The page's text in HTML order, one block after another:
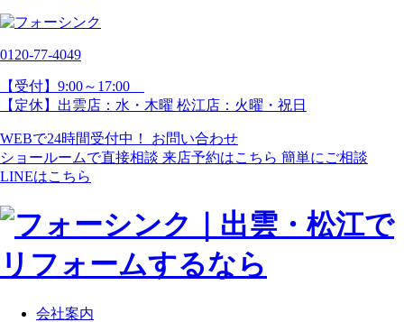
0120-77-4049
【受付】9:00～17:00
【定休】出雲店：水・木曜 松江店：火曜・祝日
WEBで24時間受付中！
お問い合わせ
ショールームで直接相談 来店予約はこちら 簡単にご相談
LINEはこちら
会社案内